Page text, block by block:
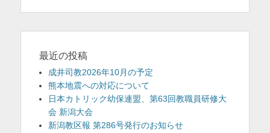
最近の投稿
成井司教2026年10月の予定
熊本地震への対応について
日本カトリック幼保連盟、第63回教職員研修大
会 新潟大会
新潟教区報 第286号発行のお知らせ